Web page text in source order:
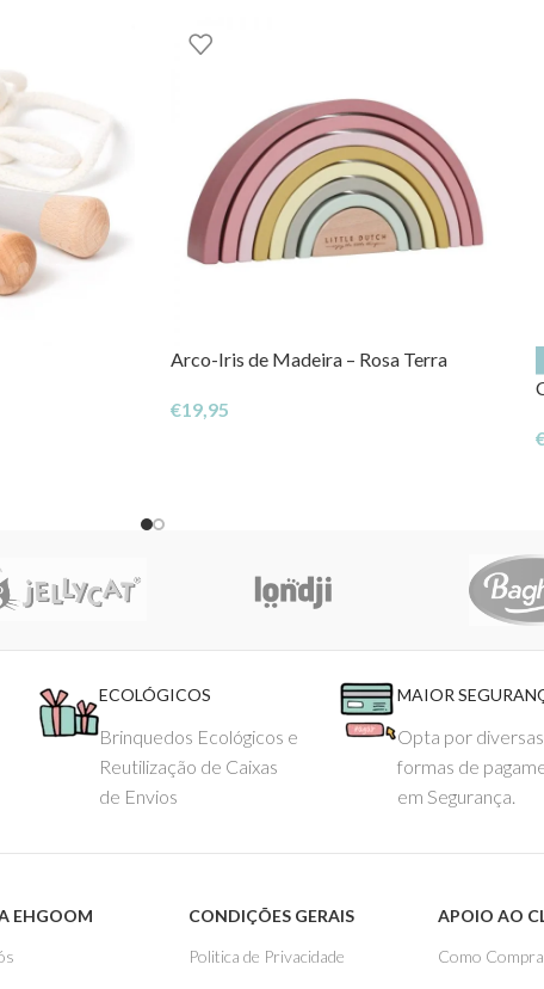
Arco-Iris de Madeira – Rosa Terra
€19,95
ECOLÓGICOS
Brinquedos Ecológicos e
Reutilização de Caixas
de Envios
MAIOR
Opta por diversas
formas de
em Segurança.
EHGOOM
CONDIÇÕES GERAIS
Politica de Privacidade
APOIO AO
Como